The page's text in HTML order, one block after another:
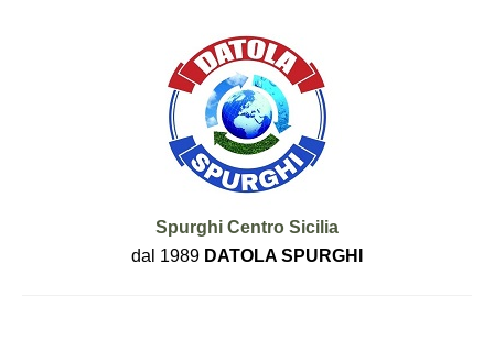
Spurghi Centro Sicilia
dal 1989 DATOLA SPURGHI